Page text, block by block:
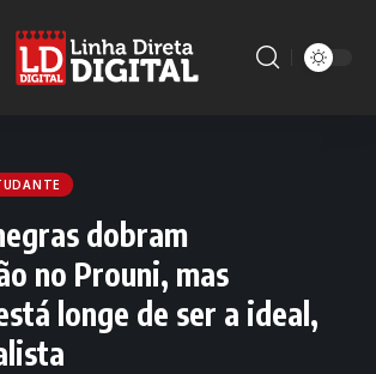
dobram
no Prouni, mas
longe de ser a ideal,